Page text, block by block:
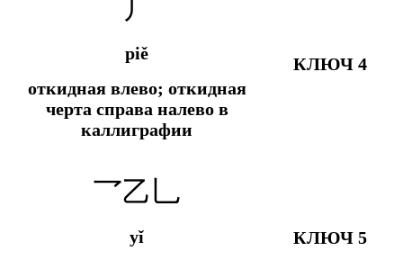
丿
piě
откидная влево; откидная
черта справа налево в
каллиграфии
КЛЮЧ 4
乛乙乚
yǐ
КЛЮЧ 5